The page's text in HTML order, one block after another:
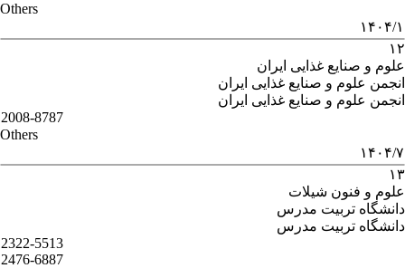
Others
۱۴۰۴/۱
۱۲
علوم و صنایع غذایی ایران
انجمن علوم و صنایع غذایی ایران
انجمن علوم و صنایع غذایی ایران
2008-8787
Others
۱۴۰۴/۷
۱۳
علوم و فنون شیلات
دانشگاه تربیت مدرس
دانشگاه تربیت مدرس
2322-5513
2476-6887